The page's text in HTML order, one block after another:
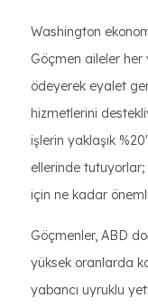
Washington
Göçmen aileler her
ödeyerek eyalet
hizmetlerini
işlerin yaklaşık
ellerinde
için ne kadar
Göçmenler, ABD
yüksek oranlarda
yabancı uyruklu